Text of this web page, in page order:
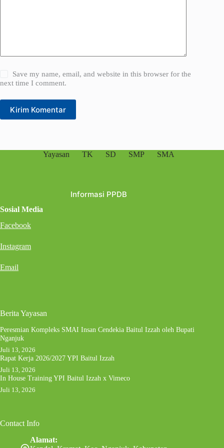
Save my name, email, and website in this browser for the
next time I comment.
Kirim Komentar
Yayasan TK SD SMP SMA
Informasi PPDB
Sosial Media
Facebook
Instagram
Email
Berita Yayasan
Peresmian Kompleks SMAI Insan Cendekia Baitul Izzah oleh Bupati
Nganjuk
Juli 13, 2026
Rapat Kerja 2026/2027 YPI Baitul Izzah
Juli 13, 2026
In House Training YPI Baitul Izzah x Vimeco
Juli 13, 2026
Contact Info
Alamat: